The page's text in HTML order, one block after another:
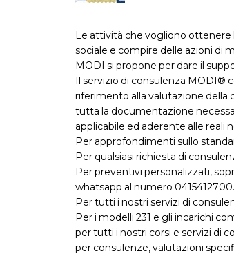
Le attività che vogliono ottenere
sociale e compire delle azioni di
MODI si propone per dare il
Il servizio di consulenza MODI®
riferimento alla valutazione della
tutta la documentazione
applicabile ed aderente alle reali
Per approfondimenti sullo
Per qualsiasi richiesta di
Per preventivi personalizzati,
whatsapp al numero 0415412700.
Per tutti i nostri servizi di
Per i modelli 231 e gli incarichi
per tutti i nostri corsi e servizi di
per consulenze, valutazioni